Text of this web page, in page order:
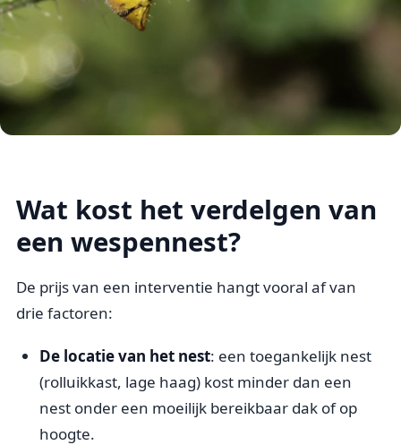
Wat kost het verdelgen van
een wespennest?
De prijs van een interventie hangt vooral af van
drie factoren:
De locatie van het nest: een toegankelijk nest
(rolluikkast, lage haag) kost minder dan een
nest onder een moeilijk bereikbaar dak of op
hoogte.